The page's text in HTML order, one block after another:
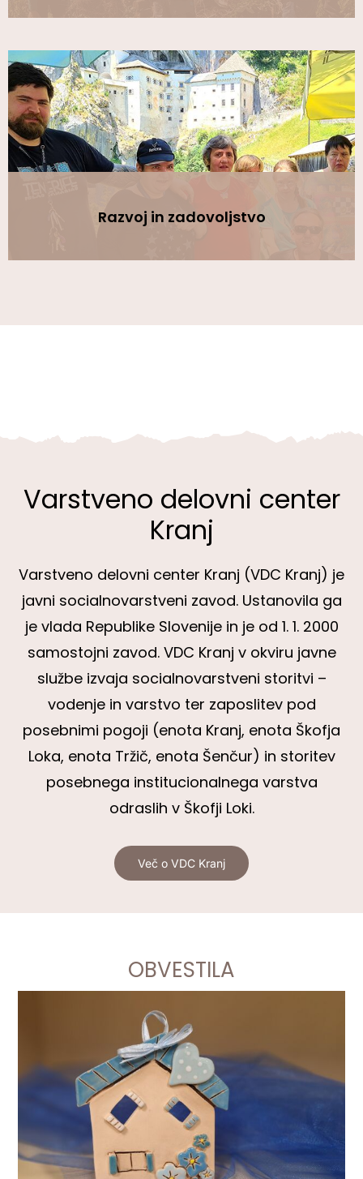
Razvoj in zadovoljstvo
Varstveno delovni center
Kranj
Varstveno delovni center Kranj (VDC Kranj) je
javni socialnovarstveni zavod. Ustanovila ga
je vlada Republike Slovenije in je od 1. 1. 2000
samostojni zavod. VDC Kranj v okviru javne
službe izvaja socialnovarstveni storitvi –
vodenje in varstvo ter zaposlitev pod
posebnimi pogoji (enota Kranj, enota Škofja
Loka, enota Tržič, enota Šenčur) in storitev
posebnega institucionalnega varstva
odraslih v Škofji Loki.
Več o VDC Kranj
OBVESTILA